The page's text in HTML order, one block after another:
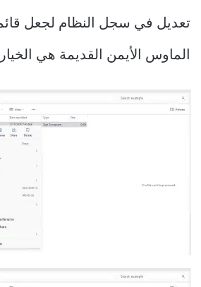
تعديل في سجل النظام لجعل
الماوس الأيمن القديمة هي